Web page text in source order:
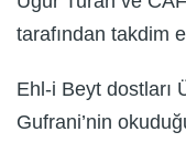
tarafından takdim
Ehl-i Beyt dostları
Gufrani’nin